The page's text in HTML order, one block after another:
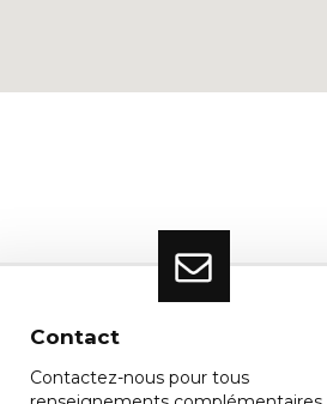
Contact
Contactez-nous pour tous